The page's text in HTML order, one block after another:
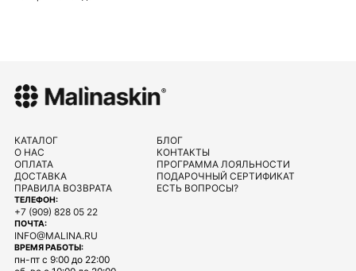
ТЕЛЕФОН:
+7 (909) 828 05 22
ПОЧТА:
INFO@MALINA.RU
ВРЕМЯ РАБОТЫ:
пн-пт с 9:00 до 22:00
КАТАЛОГ
О НАС
ОПЛАТА
ДОСТАВКА
ПРАВИЛА ВОЗВРАТА
БЛОГ
КОНТАКТЫ
ПРОГРАММА ЛОЯЛЬНОСТИ
ПОДАРОЧНЫЙ СЕРТИФИКАТ
ЕСТЬ ВОПРОСЫ?